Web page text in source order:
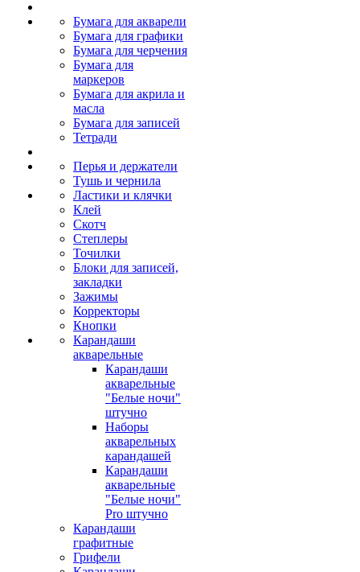
Бумага для акварели
Бумага для графики
Бумага для черчения
Бумага для
маркеров
Бумага для акрила и
масла
Бумага для записей
Тетради
Перья и держатели
Тушь и чернила
Ластики и клячки
Клей
Скотч
Степлеры
Точилки
Блоки для записей,
закладки
Зажимы
Корректоры
Кнопки
Карандаши
акварельные
Карандаши
акварельные
"Белые ночи"
штучно
Наборы
акварельных
карандашей
Карандаши
акварельные
"Белые ночи"
Pro штучно
Карандаши
графитные
Грифели